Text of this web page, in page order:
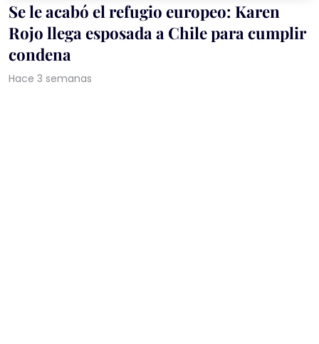
Se le acabó el refugio europeo: Karen
Rojo llega esposada a Chile para cumplir
condena
Hace 3 semanas